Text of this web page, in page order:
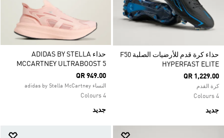
حذاء كرة قدم للأرضيات الصلبة F50
HYPERFAST ELITE
QR 1,229.00
كرة القدم
4 Colours
جديد
حذاء ADIDAS BY STELLA
MCCARTNEY ULTRABOOST 5
QR 949.00
النساء adidas by Stella McCartney
4 Colours
جديد